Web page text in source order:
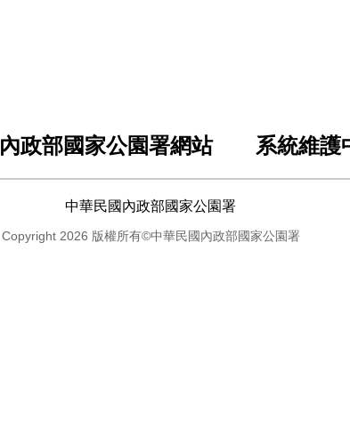
內政部國家公園署網站 系統維護
中華民國內政部國家公園署
Copyright 2026 版權所有©中華民國內政部國家公園署